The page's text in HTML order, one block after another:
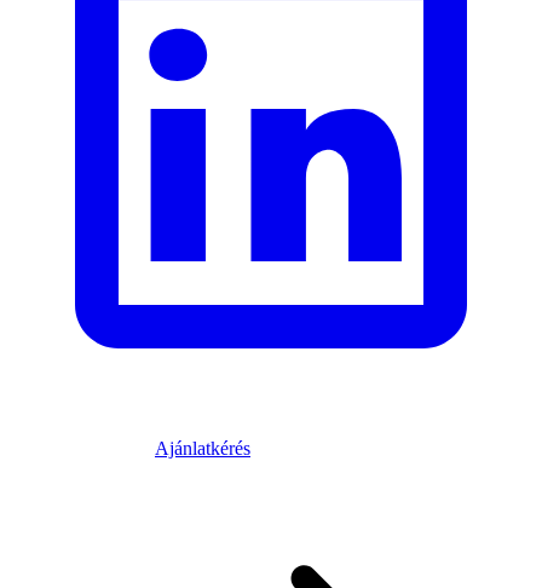
Ajánlatkérés